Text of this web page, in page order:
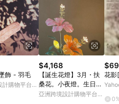
LINE 購物站上之商品規格、
資訊頁及購物車不符，以
示為準。 10. 點數紅包使用規
若於 LINE 購物前往 Pinkoi
成訂單，不符合導購資格；承
過 LINE 購物前往 Pinkoi 頁
飾 - 羽毛
計購物平台
$4,168
【誕生花燈】3月・扶
桑花。小夜燈。生日禮
物
亞洲跨境設計購物平台
$69
花影